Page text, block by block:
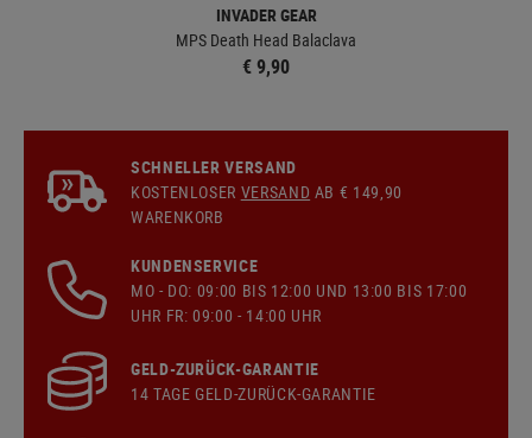
INVADER GEAR
MPS Death Head Balaclava
€ 9,90
SCHNELLER VERSAND
KOSTENLOSER VERSAND AB € 149,90
WARENKORB
KUNDENSERVICE
MO - DO: 09:00 BIS 12:00 UND 13:00 BIS 17:00
UHR FR: 09:00 - 14:00 UHR
GELD-ZURÜCK-GARANTIE
14 TAGE GELD-ZURÜCK-GARANTIE